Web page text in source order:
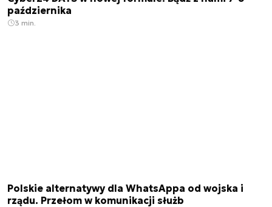
października
3 min.
Polskie alternatywy dla WhatsAppa od wojska i
rządu. Przełom w komunikacji służb